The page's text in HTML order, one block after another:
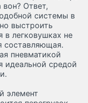
Ответ,
системы в
выстроить
в легковушках не
составляющая.
пневматикой
идеальной средой
элемент